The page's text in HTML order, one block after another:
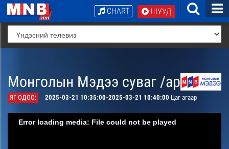
ШУУД
CHART
Монголын Мэдээ суваг /архив/
ЯГ ОДОО: 2025-03-21 10:35:00-2025-03-21 10:40:00 Цаг агаар
Error loading media: File could not be played